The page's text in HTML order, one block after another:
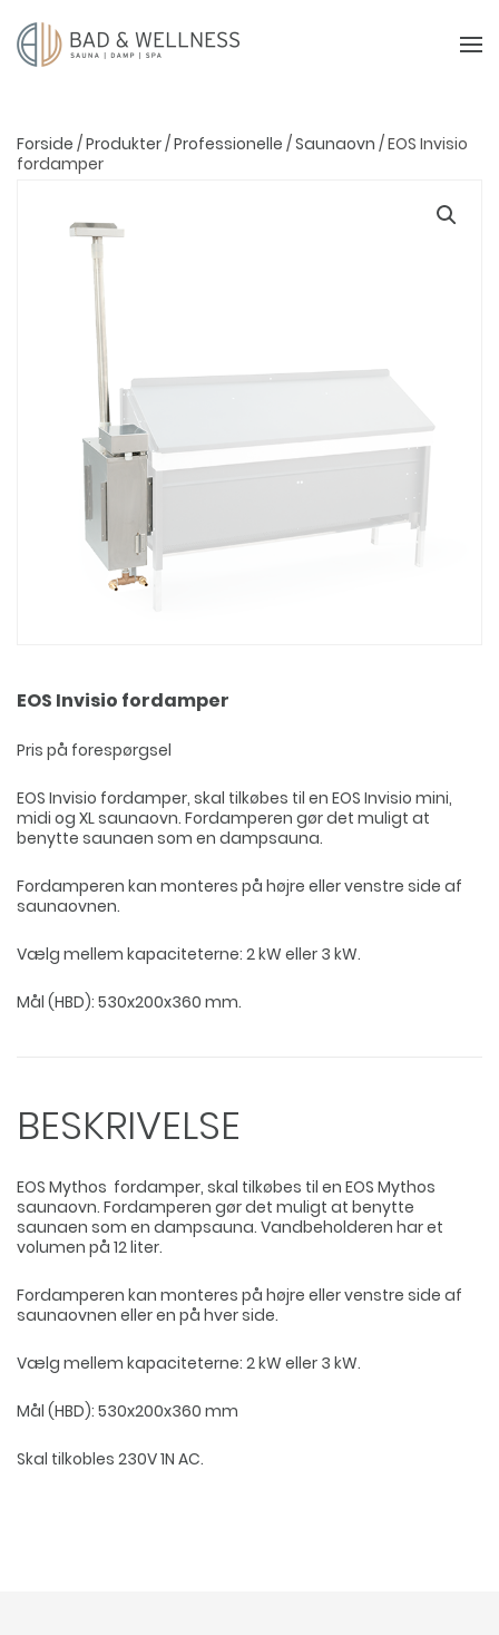
Forside /Produkter/Professionelle /Saunaovn / EOS Invisio
fordamper
EOS Invisio fordamper
Pris på forespørgsel
EOS Invisio fordamper, skal tilkøbes til en EOS Invisio mini,
midi og XL saunaovn. Fordamperen gør det muligt at
benytte saunaen som en dampsauna.
Fordamperen kan monteres på højre eller venstre side af
saunaovnen.
Vælg mellem kapaciteterne: 2 kW eller 3 kW.
Mål (HBD): 530x200x360 mm.
BESKRIVELSE
EOS Mythos fordamper, skal tilkøbes til en EOS Mythos
saunaovn. Fordamperen gør det muligt at benytte
saunaen som en dampsauna. Vandbeholderen har et
volumen på 12 liter.
Fordamperen kan monteres på højre eller venstre side af
saunaovnen eller en på hver side.
Vælg mellem kapaciteterne: 2 kW eller 3 kW.
Mål (HBD): 530x200x360 mm
Skal tilkobles 230V 1N AC.